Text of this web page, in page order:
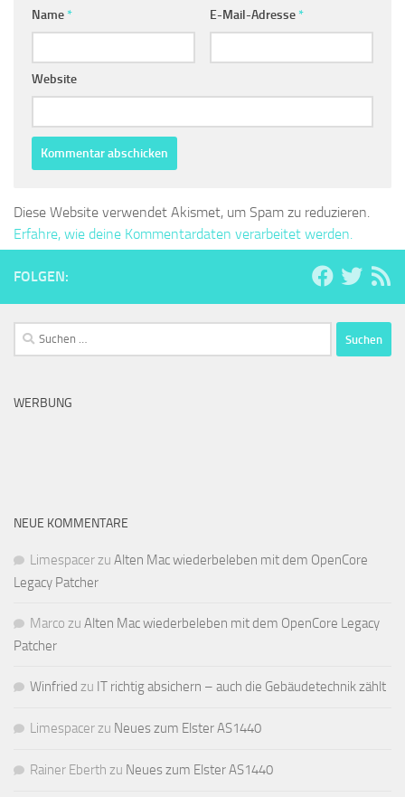
Name* E-Mail-Adresse*
Website
Diese Website verwendet Akismet, um Spam zu reduzieren.
Erfahre, wie deine Kommentardaten verarbeitet werden.
FOLGEN:
Suchen
nach:
WERBUNG
NEUE KOMMENTARE
Limespacerzu Alten Mac wiederbeleben mit dem OpenCore
Legacy Patcher
Marco zu Alten Mac wiederbeleben mit dem OpenCore Legacy
Patcher
Winfried zu IT richtig absichern – auch die Gebäudetechnik zählt
Limespacerzu Neues zum Elster AS1440
Rainer Eberth zu Neues zum Elster AS1440